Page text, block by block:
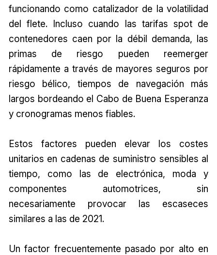
funcionando como catalizador de la volatilidad
del flete. Incluso cuando las tarifas spot de
contenedores caen por la débil demanda, las
primas de riesgo pueden reemerger
rápidamente a través de mayores seguros por
riesgo bélico, tiempos de navegación más
largos bordeando el Cabo de Buena Esperanza
y cronogramas menos fiables.
Estos factores pueden elevar los costes
unitarios en cadenas de suministro sensibles al
tiempo, como las de electrónica, moda y
componentes automotrices, sin
necesariamente provocar las escaseces
similares a las de 2021.
Un factor frecuentemente pasado por alto en